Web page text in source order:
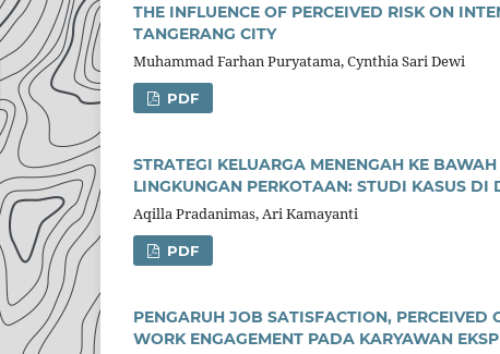
THE INFLUENCE OF PERCEIVED RISK ON
TANGERANG CITY
Muhammad Farhan Puryatama, Cynthia Sari Dewi
PDF
STRATEGI KELUARGA MENENGAH KE
LINGKUNGAN PERKOTAAN: STUDI KASUS DI
Aqilla Pradanimas, Ari Kamayanti
PDF
PENGARUH JOB SATISFACTION,
WORK ENGAGEMENT PADA KARYAWAN